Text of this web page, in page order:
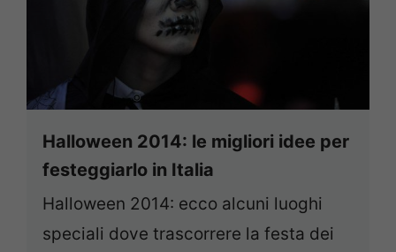
Halloween 2014: le migliori idee per
festeggiarlo in Italia
Halloween 2014: ecco alcuni luoghi
speciali dove trascorrere la festa dei